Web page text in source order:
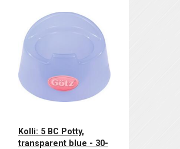
Kolli: 5 BC Potty,
transparent blue - 30-